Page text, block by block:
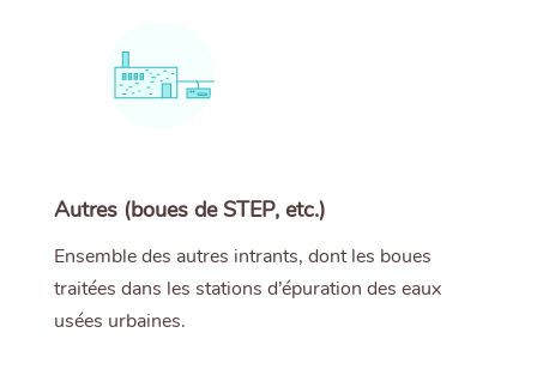
Autres (boues de STEP, etc.)
Ensemble des autres intrants, dont les boues
traitées dans les stations d’épuration des eaux
usées urbaines.